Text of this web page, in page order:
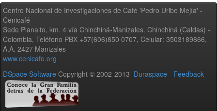
Centro Nacional de Investigaciones de Café 'Pedro Uribe Mejía' -
Cenicafé
Sede Planalto, km. 4 vía Chinchiná-Manizales. Chinchiná (Caldas) -
Colombia, Teléfono PBX +57(606)850 0707, Celular: 3503189866,
A.A. 2427 Manizales
www.cenicafe.org
DSpace Software Copyright © 2002-2013 Duraspace - Feedback